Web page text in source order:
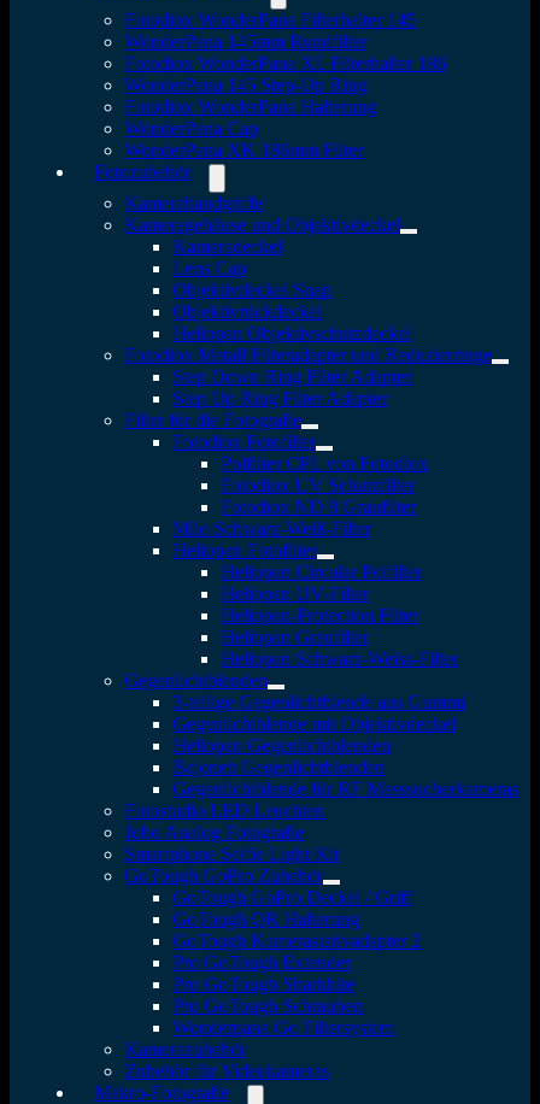
Fotodiox WonderPana Filterhalter 145
WonderPana 145mm Rundfilter
Fotodiox WonderPana XL Filterhalter 186
WonderPana 145 Step-Up Ring
Fotodiox WonderPana Halterung
WonderPana Cap
WonderPana XK 186mm Filter
Fotozubehör
Kamerahandgriffe
Kameragehäuse und Objektivdeckel
Kameradeckel
Lens Cap
Objektivdeckel Snap
Objektivrückdeckel
Heliopan Objektivschutzdeckel
Fotodiox Metall Filteradapter und Reduzierringe
Step Down Ring Filter Adapter
Step Up Ring Filter Adapter
Filter für die Fotografie
Fotodiox Fotofilter
Polfilter CPL von Fotodiox
Fotodiox UV Schutzfilter
Fotodiox ND 8 Graufilter
Milo Schwarz-Weiß-Filter
Heliopan Fotofilter
Heliopan Circular Polfilter
Heliopan UV-Filter
Heliopan-Protection Filter
Heliopan Graufilter
Heliopan Schwarz-Weiss-Filter
Gegenlichtblenden
3-teilige Gegenlichtblende aus Gummi
Gegenlichtblende mit Objektivdeckel
Heliopan Gegenlichtblenden
Bajonett Gegenlichtblenden
Gegenlichtblende für RF Messsucherkameras
Fotostudio LED Leuchten
Jobo Analog Fotografie
Smartphone Selfie Light Kit
GoTough GoPro Zubehör
GoTough GoPro Deckel / Griff
GoTough QR Halterung
GoTough Kamerastativadapter 2
Pro GoTough Extender
Pro GoTough Sharkbite
Pro GoTough Schrauben
Wonderpana Go Filtersystem
Kamerazubehör
Zubehör für Videokameras
Makro-Fotografie